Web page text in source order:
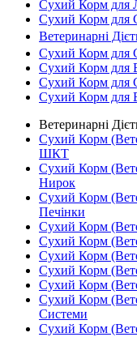
Сухий Корм для
Сухий Корм для
Ветеринарні
Сухий Корм для
Сухий Корм для
Сухий Корм для
Сухий Корм для
Ветеринарні
Сухий Корм
ШКТ
Сухий Корм
Нирок
Сухий Корм
Печінки
Сухий Корм
Сухий Корм
Сухий Корм
Сухий Корм
Сухий Корм
Сухий Корм
Системи
Сухий Корм